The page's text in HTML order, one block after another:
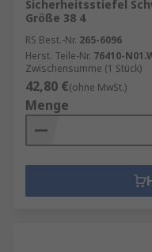
Sicherheitsstiefel
Größe 38 4
RS Best.-Nr. 265-6096
Herst. Teile-Nr. 76410-
Zwischensumme (1 Stück)
42,80 €(ohne MwSt.)
Menge